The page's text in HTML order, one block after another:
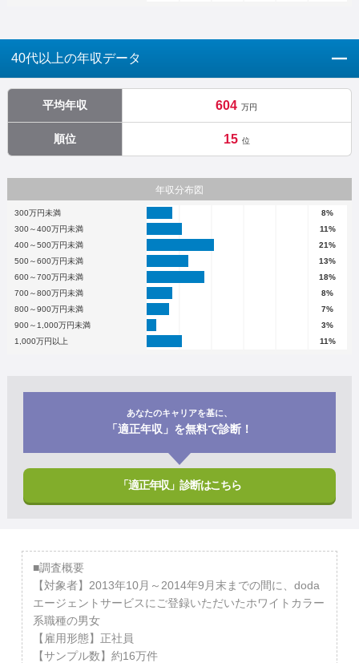
40代以上の年収データ
平均年収 604 万円
順位 15 位
年収分布図
300万円未満
8%
300～400万円未満
11%
400～500万円未満
21%
500～600万円未満
13%
600～700万円未満
18%
700～800万円未満
8%
800～900万円未満
7%
900～1,000万円未満
3%
1,000万円以上
11%
あなたのキャリアを基に、
「適正年収」を無料で診断！
「適正年収」診断はこちら
■調査概要
【対象者】2013年10月～2014年9月末までの間に、doda
エージェントサービスにご登録いただいたホワイトカラー
系職種の男女
【雇用形態】正社員
【サンプル数】約16万件